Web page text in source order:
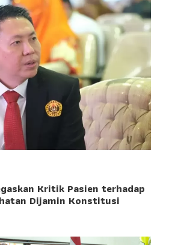
Kritik Pasien terhadap
Dijamin Konstitusi